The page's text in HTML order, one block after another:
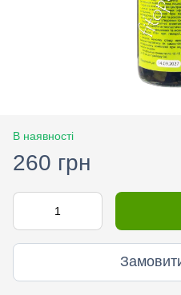
В наявності
260 грн